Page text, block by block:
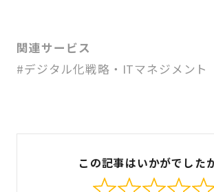
関連サービス
#デジタル化戦略・ITマネジメント
この記事はいかがでした